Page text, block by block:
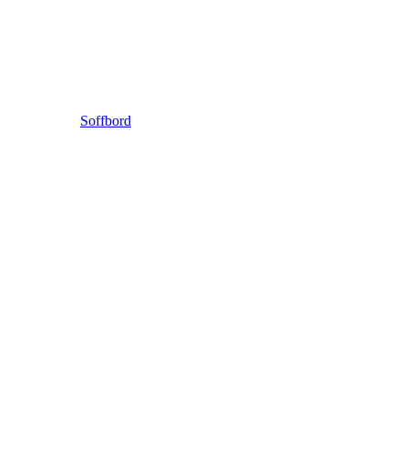
Soffbord